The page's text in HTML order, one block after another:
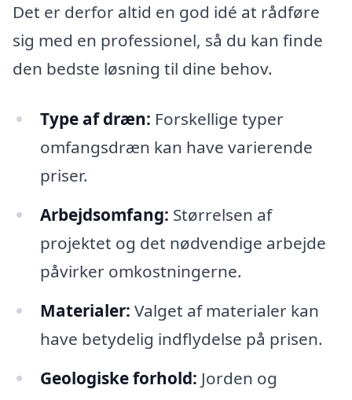
Det er derfor altid en god idé at rådføre
sig med en professionel, så du kan finde
den bedste løsning til dine behov.
Type af dræn: Forskellige typer
omfangsdræn kan have varierende
priser.
Arbejdsomfang: Størrelsen af
projektet og det nødvendige arbejde
påvirker omkostningerne.
Materialer: Valget af materialer kan
have betydelig indflydelse på prisen.
Geologiske forhold: Jorden og